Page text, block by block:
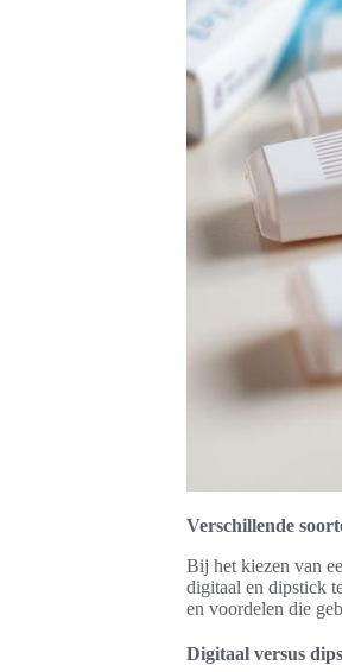
Verschillende
Bij het kiezen van
digitaal en dipstick
en voordelen die
Digitaal versus